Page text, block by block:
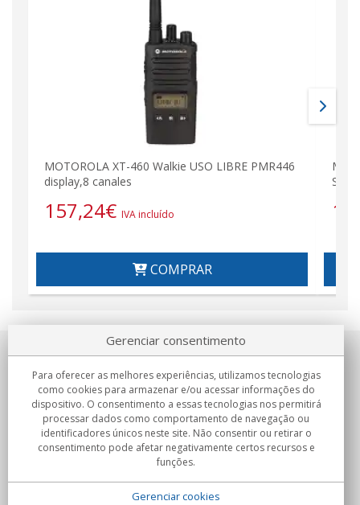
MOTOROLA XT-460 Walkie USO LIBRE PMR446
display,8 canales
157,24€ IVA incluído
COMPRAR
SEM
Sobre nosotros
Compromissos
Compras
Gerenciar consentimento
Para oferecer as melhores experiências, utilizamos tecnologias
como cookies para armazenar e/ou acessar informações do
dispositivo. O consentimento a essas tecnologias nos permitirá
processar dados como comportamento de navegação ou
identificadores únicos neste site. Não consentir ou retirar o
consentimento pode afetar negativamente certos recursos e
funções.
Gerenciar cookies